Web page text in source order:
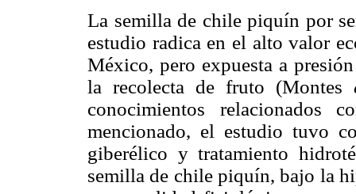
La semilla de chile piquín por
estudio radica en el alto valor
México, pero expuesta a
la recolecta de fruto (Montes
conocimientos
mencionado, el estudio tuvo
giberélico y tratamiento
semilla de chile piquín, bajo la